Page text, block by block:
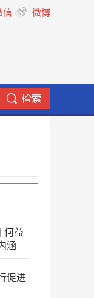
信 微博
何益
涵
促进